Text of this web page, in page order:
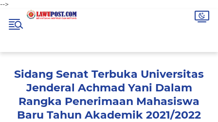
-->
Sidang Senat Terbuka Universitas
Jenderal Achmad Yani Dalam
Rangka Penerimaan Mahasiswa
Baru Tahun Akademik 2021/2022